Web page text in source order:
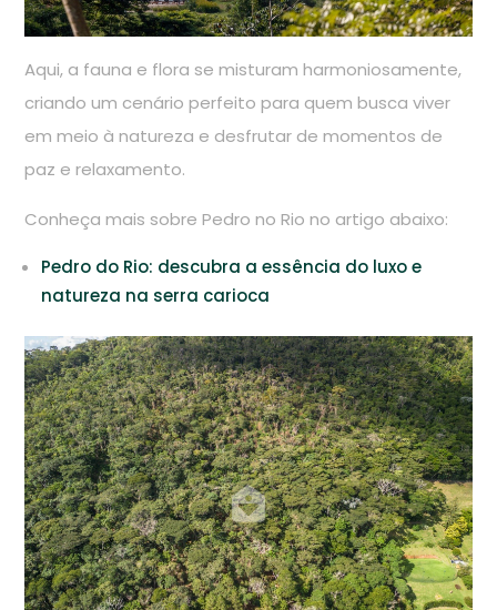
Aqui, a fauna e flora se misturam harmoniosamente,
criando um cenário perfeito para quem busca viver
em meio à natureza e desfrutar de momentos de
paz e relaxamento.
Conheça mais sobre Pedro no Rio no artigo abaixo:
Pedro do Rio: descubra a essência do luxo e
natureza na serra carioca